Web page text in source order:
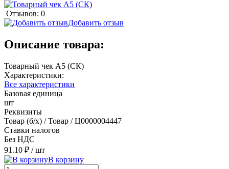
Отзывов: 0
Добавить отзыв
Описание товара:
Товарный чек А5 (СК)
Характеристики:
Все характеристики
Базовая единица
шт
Реквизиты
Товар (б/х) / Товар / Ц0000004447
Ставки налогов
Без НДС
91.10 ₽ / шт
В корзину